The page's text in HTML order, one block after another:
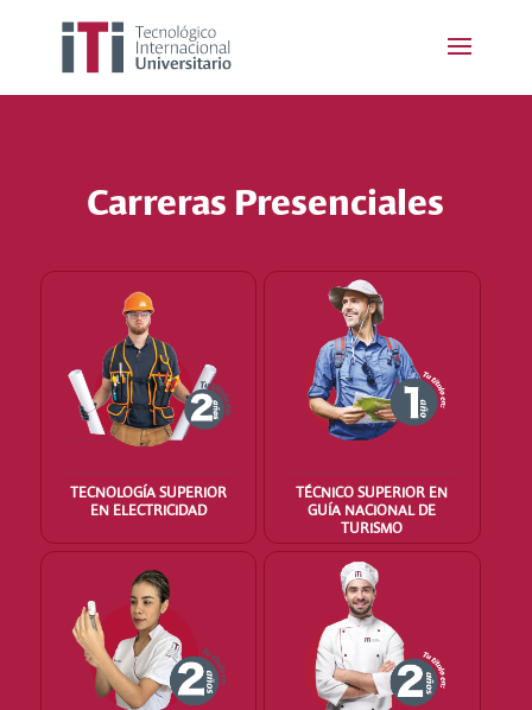
Carreras Presenciales
TECNOLOGÍA SUPERIOR
EN ELECTRICIDAD
TÉCNICO SUPERIOR EN
GUÍA NACIONAL DE
TURISMO